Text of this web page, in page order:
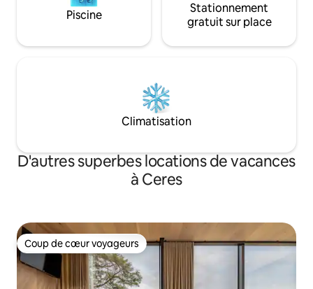
Piscine
Stationnement
gratuit sur place
Climatisation
D'autres superbes locations de vacances
à Ceres
Coup de cœur voyageurs
Coup de cœur voyageurs